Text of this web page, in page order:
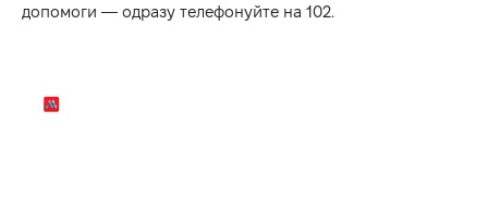
допомоги — одразу телефонуйте на 102.